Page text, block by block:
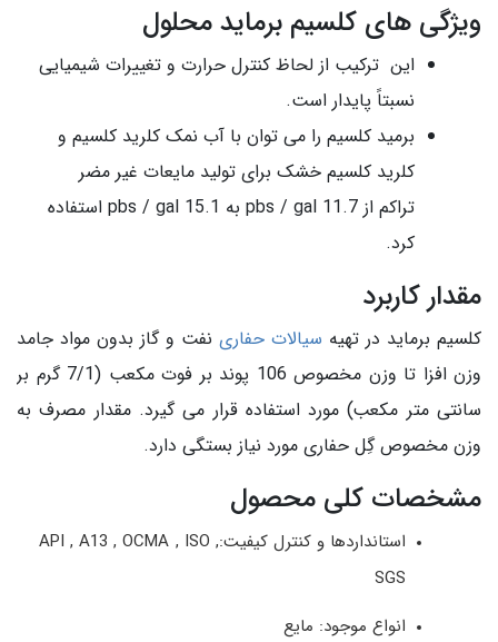
ویژگی های کلسیم برماید محلول
این ترکیب از لحاظ کنترل حرارت و تغییرات شیمیایی
نسبتاً پایدار است.
برمید کلسیم را می توان با آب نمک کلرید کلسیم و
کلرید کلسیم خشک برای تولید مایعات غیر مضر
تراکم از 11.7 pbs / gal به 15.1 pbs / gal استفاده
کرد.
مقدار کاربرد
کلسیم برماید در تهیه سیالات حفاری نفت و گاز بدون مواد جامد
وزن افزا تا وزن مخصوص 106 پوند بر فوت مکعب (7/1 گرم بر
سانتی متر مکعب) مورد استفاده قرار می گیرد. مقدار مصرف به
وزن مخصوص گِل حفاری مورد نیاز بستگی دارد.
مشخصات کلی محصول
استانداردها و کنترل کیفیت:, API , A13 , OCMA , ISO
SGS
انواع موجود: مایع